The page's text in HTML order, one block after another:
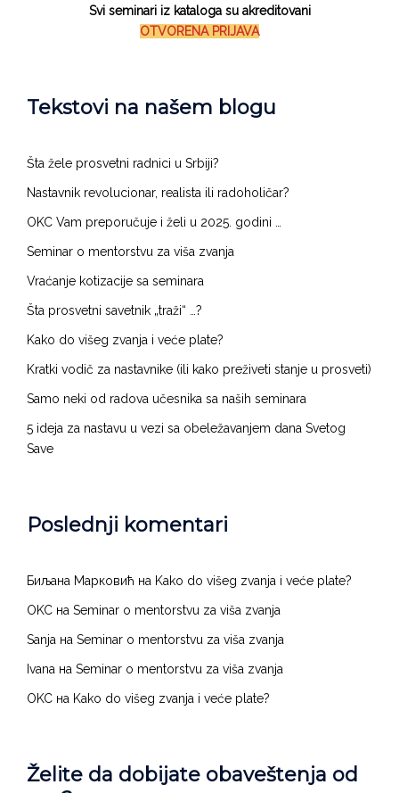
Malo više(0)
Seminar je namenjen
vaspitačima u PU (1)
razrednoj nastavi(1)
pedagozima u PU(0)
pedagozima u školi (0)
pedagoz. u domu uč. (0)
medic. sestra - vaspitač(0)
Diferencirani zadaci i podsticajne metode – nastava
Digitalna higijena (0)
Sagorevanje (0)
Svi seminari iz kataloga su akreditovani
OTVORENA PRIJAVA
Tekstovi na našem blogu
Šta žele prosvetni radnici u Srbiji?​​
Nastavnik revolucionar, realista ili radoholičar?
OKC Vam preporučuje i želi u 2025. godini …
Seminar o mentorstvu za viša zvanja
Vraćanje kotizacije sa seminara
Šta prosvetni savetnik „traži“ …?
Kako do višeg zvanja i veće plate?
Kratki vodič za nastavnike (ili kako preživeti stanje u prosveti)
Samo neki od radova učesnika sa naših seminara
5 ideja za nastavu u vezi sa obeležavanjem dana Svetog
Save
Poslednji komentari
Биљана Марковић на Kako do višeg zvanja i veće plate?
OKC на Seminar o mentorstvu za viša zvanja
Sanja на Seminar o mentorstvu za viša zvanja
Ivana на Seminar o mentorstvu za viša zvanja
OKC на Kako do višeg zvanja i veće plate?
Želite da dobijate obaveštenja od